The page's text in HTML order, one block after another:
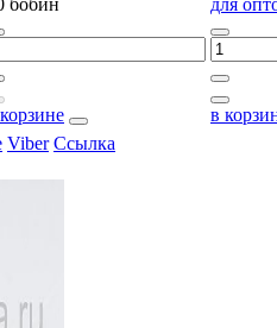
в
Viber Ссылка